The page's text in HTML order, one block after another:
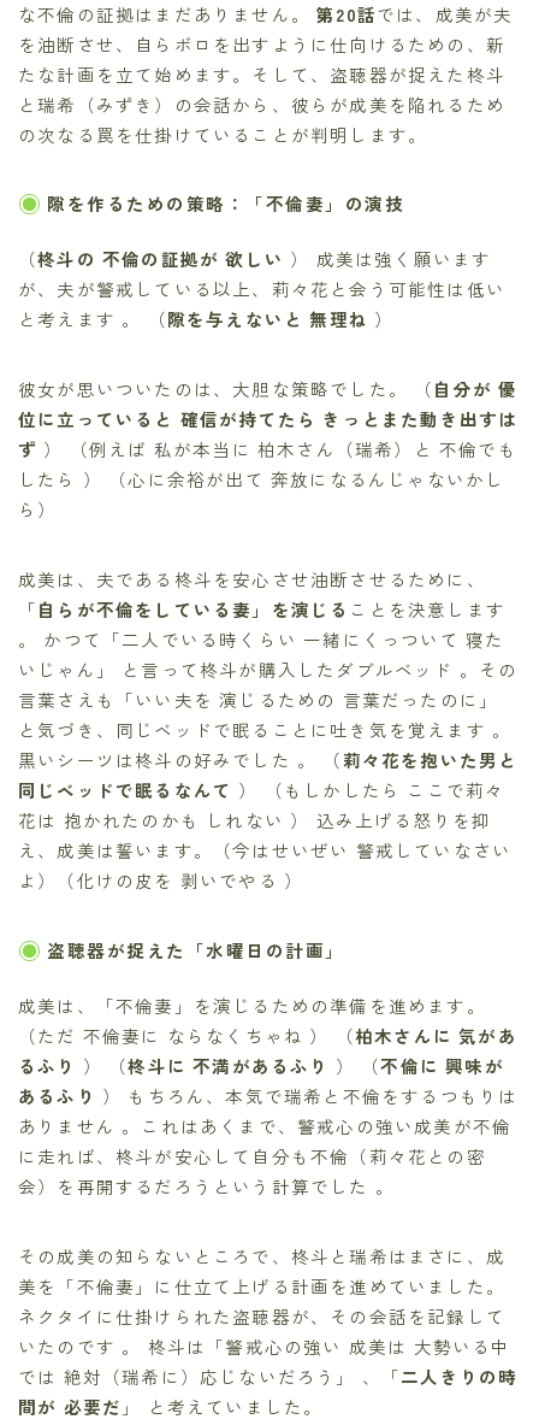
な不倫の証拠はまだありません。第20話では、成美が夫
を油断させ、自らボロを出すように仕向けるための、新
たな計画を立て始めます。そして、盗聴器が捉えた柊斗
と瑞希（みずき）の会話から、彼らが成美を陥れるため
の次なる罠を仕掛けていることが判明します。
隙を作るための策略：「不倫妻」の演技
（柊斗の 不倫の証拠が 欲しい ） 成美は強く願います
が、夫が警戒している以上、莉々花と会う可能性は低い
と考えます 。 （隙を与えないと 無理ね ）
彼女が思いついたのは、大胆な策略でした。 （自分が 優
位に立っていると 確信が持てたら きっとまた動き出すは
ず ） （例えば 私が本当に 柏木さん（瑞希）と 不倫でも
したら ） （心に余裕が出て 奔放になるんじゃないかし
ら）
成美は、夫である柊斗を安心させ油断させるために、
「自らが不倫をしている妻」を演じる ことを決意します
。 かつて「二人でいる時くらい 一緒にくっついて 寝た
いじゃん」 と言って柊斗が購入したダブルベッド 。その
言葉さえも「いい夫を 演じるための 言葉だったのに」
と気づき、同じベッドで眠ることに吐き気を覚えます 。
黒いシーツは柊斗の好みでした 。 （莉々花を抱いた男と
同じベッドで眠るなんて ） （もしかしたら ここで莉々
花は 抱かれたのかも しれない ） 込み上げる怒りを抑
え、成美は誓います。（今はせいぜい 警戒していなさい
よ）（化けの皮を 剥いでやる ）
盗聴器が捉えた「水曜日の計画」
成美は、「不倫妻」を演じるための準備を進めます。
（ただ 不倫妻に ならなくちゃね ） （柏木さんに 気があ
るふり ） （柊斗に 不満があるふり ） （不倫に 興味が
あるふり ） もちろん、本気で瑞希と不倫をするつもりは
ありません 。これはあくまで、警戒心の強い成美が不倫
に走れば、柊斗が安心して自分も不倫（莉々花との密
会）を再開するだろうという計算でした 。
その成美の知らないところで、柊斗と瑞希はまさに、成
美を「不倫妻」に仕立て上げる計画を進めていました。
ネクタイに仕掛けられた盗聴器が、その会話を記録して
いたのです 。 柊斗は「警戒心の強い 成美は 大勢いる中
では 絶対（瑞希に）応じないだろう」 、「二人きりの時
間が 必要だ 」 と考えていました。